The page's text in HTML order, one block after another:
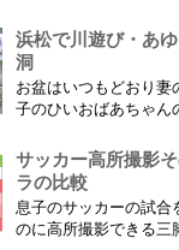
浜松で川遊び・あ
洞
お盆はいつもどおり妻
子のひいおばあちゃん
ばあちゃんがご健在な
もありがたいことです。 5歳
歳 ひいおばあちゃんと
カモノハシ通信3 神宮寺川で水遊
び、下の方に動画も付
サッカー高所撮影
ラの比較
息子のサッカーの試合
のに高所撮影できる三